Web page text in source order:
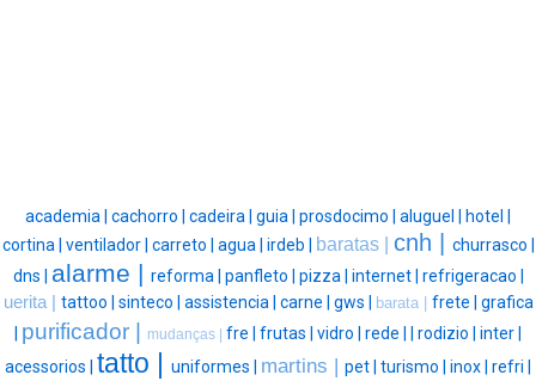
academia | cachorro | cadeira | guia | prosdocimo | aluguel |
hotel |
cortina | ventilador | carreto | agua | irdeb | baratas | cnh |
churrasco |
dns | alarme | reforma | panfleto | pizza | internet | refrigeracao |
uerita | tattoo | sinteco | assistencia | carne | gws | barata | frete | grafica
purificador | mudanças | fre | frutas | vidro | rede | rodizio | inter |
acessorios | tatto | uniformes | martins | pet | turismo | inox | refri |